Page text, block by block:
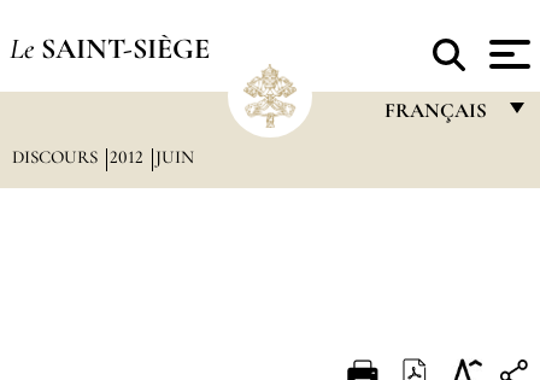
Le SAINT-SIÈGE
FRANÇAIS
DISCOURS 2012 JUIN